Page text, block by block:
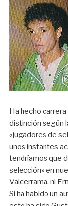
Ha hecho
distinción según
«jugadores de
unos instantes
tendríamos que
selección» en
Valderrama, ni
Si ha habido un